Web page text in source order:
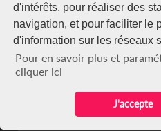
d'intérêts, pour réaliser des
navigation, et pour faciliter le
d'information sur les réseaux
Pour en savoir plus et
cliquer ici
J'accepte
NEWSLETTER
Restez connecté via notre
S'abonner
Se désabonner